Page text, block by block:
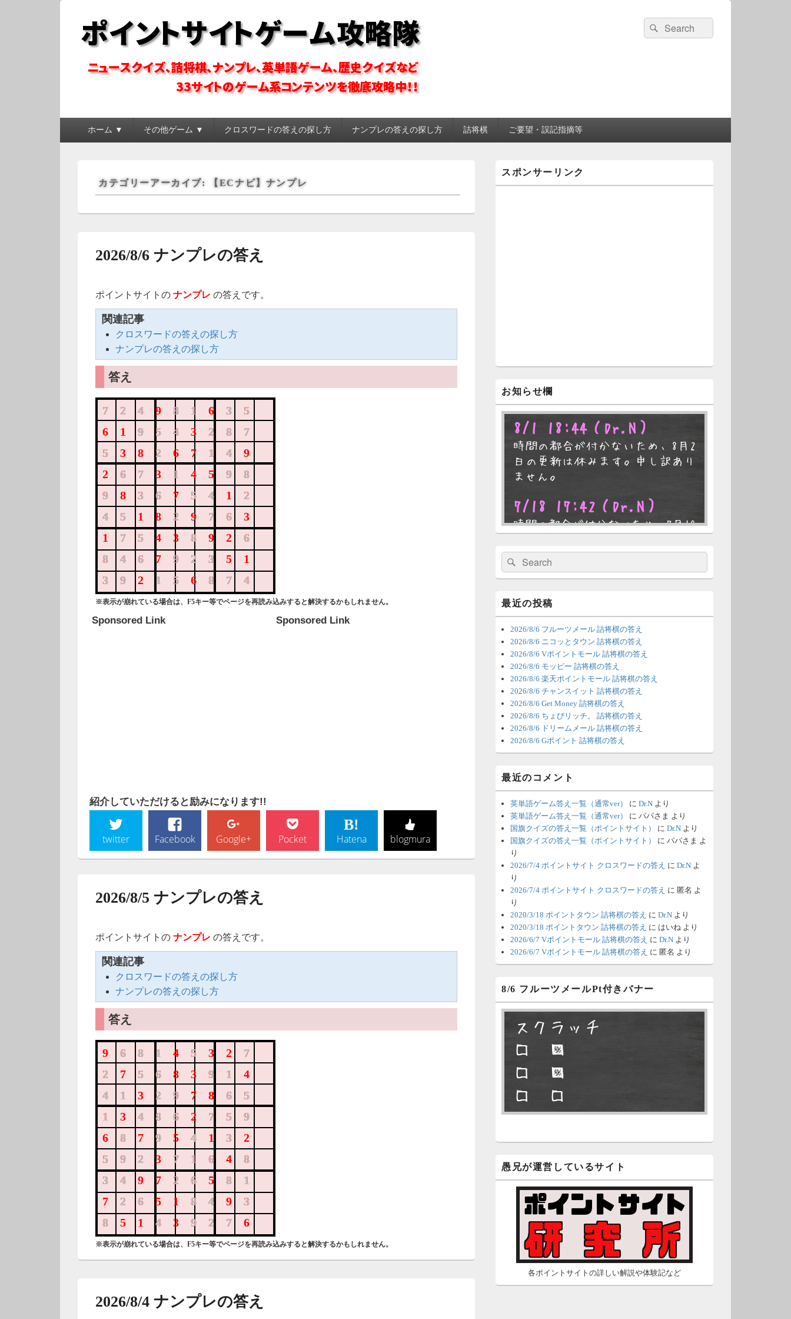
ポイントサイトゲーム攻略隊
検
索:
検
索
ホーム ▼ その他ゲーム ▼ クロスワードの答えの探し方 ナンプレの答えの探し方 詰将棋 ご要望・誤記指摘等
カテゴリーアーカイブ: 【ECナビ】ナンプレ
2026/8/6 ナンプレの答え
ポイントサイトの ナンプレ の答えです。
関連記事
クロスワードの答えの探し方
ナンプレの答えの探し方
答え
724981635
619543287
538267149
267314598
983675412
451829763
175438926
846792351
392156874
724 81
35
954
287
5
2
14
67
1
98
9
36 54
2
45
2
76
75
8
6
846
923
39
15 874
※表示が崩れている場合は、F5キー等でページを再読み込みすると解決するかもしれません。
Sponsored Link Sponsored Link
紹介していただけると励みになります!!
twitter Facebook Google+ Pocket Hatena blogmura
2026/8/5 ナンプレの答え
ポイントサイトの ナンプレ の答えです。
関連記事
クロスワードの答えの探し方
ナンプレの答えの探し方
答え
968145327
275683914
413297865
134862759
687954132
592371648
349726581
726518493
851439276
681 5
7
2
56
91
41
29
65
1
486
759
8
9 4
3
592
716
8
34
26
81
26
84
3
8
4 927
※表示が崩れている場合は、F5キー等でページを再読み込みすると解決するかもしれません。
2026/8/4 ナンプレの答え
イ
ン
スポンサーリンク
お知らせ欄
8/1 18:44 （Dr.N）
時間の都合が付かないため、8月2
日の更新は休みます。申し訳あり
ません。
7/18 17:42 （Dr.N）
時間の都合が付かないため、7月19
ません。
7/4 18:54（Dr.N）
時間の都合が付かないため、7月5
日の更新は休みます。申し訳あり
ません。
6/22 2:12（Dr.N）
ちょびリッチが10：00までメンテ
ナンスとのことなので、本日分の
更新は難しいかもしれません。
6/20 18:45（Dr.N）
ってしまいそうです。申し訳ござ
いません。
6/18 1:39 （Dr.N）
時間の都合が付かないため、6月18
日の更新は休みます。申し訳あり
ません。
6/8 4:39 （Dr.N）
Vポイントモールが6：00までメン
テナンスとのことなので、本日分
の更新は難しいかもしれません。
明日、6月7日分の更新は昼頃にな
ってしまいそうです。申し訳ござ
いません。
6/2 10:04
永久不滅.comの本日分の更新が完
了しました。
6/2 2:22（Dr.N）
新は難しいかもしれません。
5/26 2:52（Dr.N）
時間の都合が付かないため、5月26
日の更新は休みます。申し訳あり
ません。
5/23 16:32（Dr.N）
検
索:
検
索
最近の投稿
2026/8/6 フルーツメール 詰将棋の答え
2026/8/6 ニコッとタウン 詰将棋の答え
2026/8/6 Vポイントモール 詰将棋の答え
2026/8/6 モッピー 詰将棋の答え
2026/8/6 楽天ポイントモール 詰将棋の答え
2026/8/6 チャンスイット 詰将棋の答え
2026/8/6 Get Money 詰将棋の答え
2026/8/6 ちょびリッチ。 詰将棋の答え
2026/8/6 ドリームメール 詰将棋の答え
2026/8/6 Gポイント 詰将棋の答え
最近のコメント
英単語ゲーム答え一覧（通常ver） に Dr.N より
英単語ゲーム答え一覧（通常ver）
に パパさま より
国旗クイズの答え一覧（ポイントサイト）
に Dr.N より
国旗クイズの答え一覧（ポイントサイト）
に パパさま よ
り
2026/7/4 ポイントサイト クロスワードの答え に Dr.N よ
り
2026/7/4 ポイントサイト クロスワードの答え に 匿名 よ
り
2020/3/18 ポイントタウン 詰将棋の答え に Dr.N より
2020/3/18 ポイントタウン 詰将棋の答え に はいね より
2026/6/7 Vポイントモール 詰将棋の答え に Dr.N より
2026/6/7 Vポイントモール 詰将棋の答え に 匿名 より
8/6 フルーツメールPt付きバナー
スクラッチ
□ ■
□ ■
□ □
■ ■
□ □
□ □
愚兄が運営しているサイト
各ポイントサイトの詳しい解説や体験記など